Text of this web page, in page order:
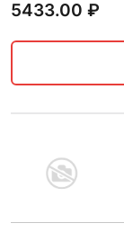
5433.00 ₽